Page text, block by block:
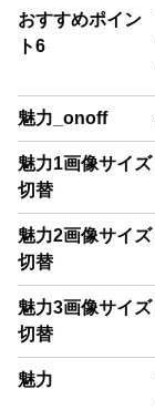
おすすめポイン
ト6
魅力_onoff
魅力1画像サイズ
切替
魅力2画像サイズ
切替
魅力3画像サイズ
切替
魅力